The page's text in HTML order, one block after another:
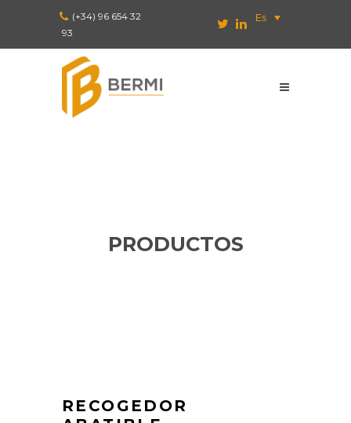
(+34) 96 654 32
93
Es
PRODUCTOS
RECOGEDOR